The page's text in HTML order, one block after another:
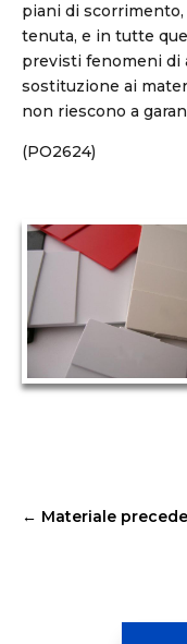
piani di
tenuta, e in tutte
previsti fenomeni di
sostituzione ai
non riescono a
(PO2624)
← Materiale